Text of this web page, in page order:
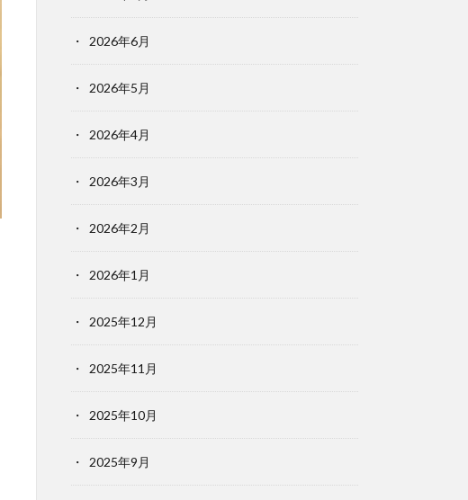
2026年6月
2026年5月
2026年4月
2026年3月
2026年2月
2026年1月
2025年12月
2025年11月
2025年10月
2025年9月